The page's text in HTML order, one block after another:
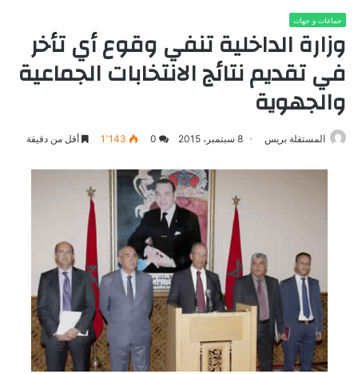
جماعات و جهات
وزارة الداخلية تنفي وقوع أي تأخر
في تقديم نتائج الانتخابات الجماعية
والجهوية
المستقلة بريس 8 سبتمبر، 2015 0 1٬143 أقل من دقيقة